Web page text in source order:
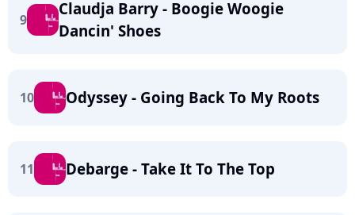
9
Claudja Barry - Boogie Woogie
Dancin' Shoes
10 Odyssey - Going Back To My Roots
11 Debarge - Take It To The Top